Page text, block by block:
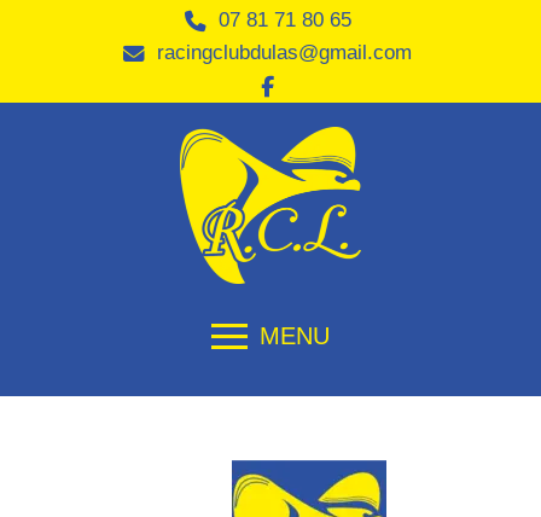
07 81 71 80 65
racingclubdulas@gmail.com
MENU